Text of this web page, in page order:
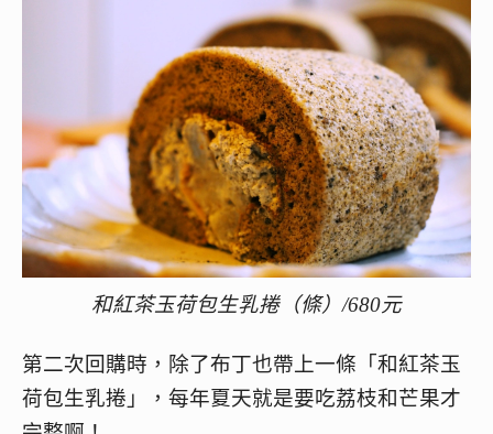
和紅茶玉荷包生乳捲（條）/680元
第二次回購時，除了布丁也帶上一條「和紅茶玉
荷包生乳捲」，每年夏天就是要吃荔枝和芒果才